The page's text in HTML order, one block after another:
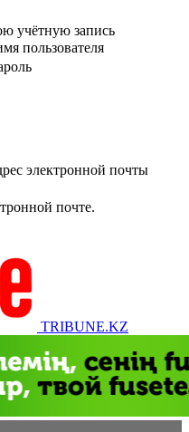
учётную запись
пользователя
электронной почты
почте.
TRIBUNE.KZ